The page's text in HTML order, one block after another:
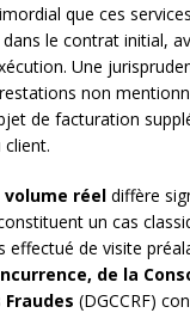
que ces
le contrat initial,
Une
non
de facturation
volume réel diffère
un cas
effectué de visite
de la
(DGCCRF)